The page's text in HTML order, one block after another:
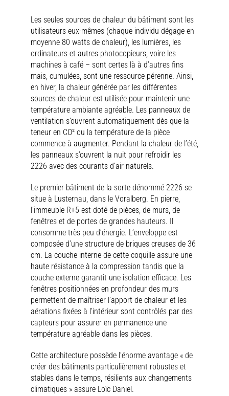
Les seules sources de chaleur du bâtiment sont les
utilisateurs eux-mêmes (chaque individu dégage en
moyenne 80 watts de chaleur), les lumières, les
ordinateurs et autres photocopieurs, voire les
machines à café – sont certes là à d’autres fins
mais, cumulées, sont une ressource pérenne. Ainsi,
en hiver, la chaleur générée par les différentes
sources de chaleur est utilisée pour maintenir une
température ambiante agréable. Les panneaux de
ventilation s’ouvrent automatiquement dès que la
teneur en CO² ou la température de la pièce
commence à augmenter. Pendant la chaleur de l’été,
les panneaux s’ouvrent la nuit pour refroidir les
2226 avec des courants d’air naturels.
Le premier bâtiment de la sorte dénommé 2226 se
situe à Lusternau, dans le Voralberg. En pierre,
l’immeuble R+5 est doté de pièces, de murs, de
fenêtres et de portes de grandes hauteurs. Il
consomme très peu d’énergie. L’enveloppe est
composée d’une structure de briques creuses de 36
cm. La couche interne de cette coquille assure une
haute résistance à la compression tandis que la
couche externe garantit une isolation efficace. Les
fenêtres positionnées en profondeur des murs
permettent de maîtriser l’apport de chaleur et les
aérations fixées à l’intérieur sont contrôlés par des
capteurs pour assurer en permanence une
température agréable dans les pièces.
Cette architecture possède l’énorme avantage « de
créer des bâtiments particulièrement robustes et
stables dans le temps, résilients aux changements
climatiques » assure Loïc Daniel.